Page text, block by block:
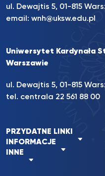
ul. Dewajtis 5, 01-815
email: wnh@uksw.edu.pl
Uniwersytet Kardynała
Warszawie
ul. Dewajtis 5, 01-815
tel. centrala 22 561 88 00
PRZYDATNE LINKI
INFORMACJE
INNE